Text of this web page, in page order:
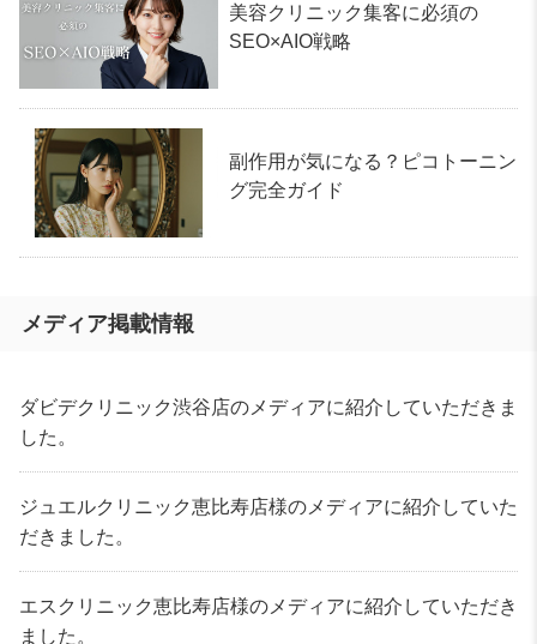
美容クリニック集客に必須の
SEO×AIO戦略
副作用が気になる？ピコトーニン
グ完全ガイド
メディア掲載情報
ダビデクリニック渋谷店のメディアに紹介していただきま
した。
ジュエルクリニック恵比寿店様のメディアに紹介していた
だきました。
エスクリニック恵比寿店様のメディアに紹介していただき
ました。